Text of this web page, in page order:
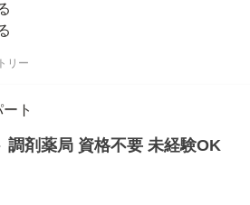
リー
ト
調剤薬局 資格不要 未経験OK